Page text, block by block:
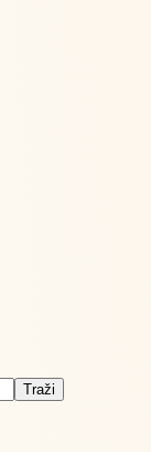
Traži